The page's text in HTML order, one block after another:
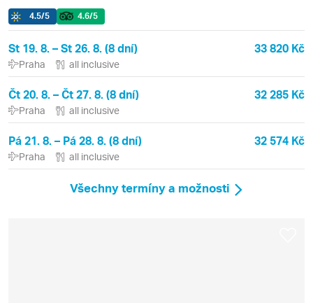
4.5/5 4.6/5
St 19. 8. – St 26. 8. (8 dní) 33 820 Kč
Praha all inclusive
Čt 20. 8. – Čt 27. 8. (8 dní) 32 285 Kč
Praha all inclusive
Pá 21. 8. – Pá 28. 8. (8 dní) 32 574 Kč
Praha all inclusive
Všechny termíny a možnosti